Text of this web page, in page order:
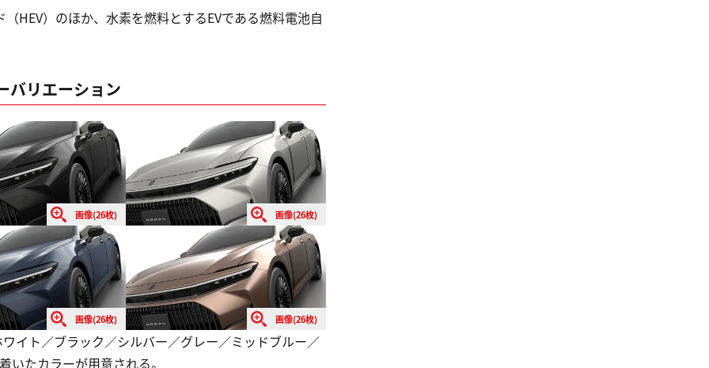
HEV）のほか、水素を燃料とするEVである燃料電池自
バリエーション
画像(26枚) 画像(26枚)
画像(26枚) 画像(26枚)
イト／ブラック／シルバー／グレー／ミッドブルー／
たカラーが用意される。